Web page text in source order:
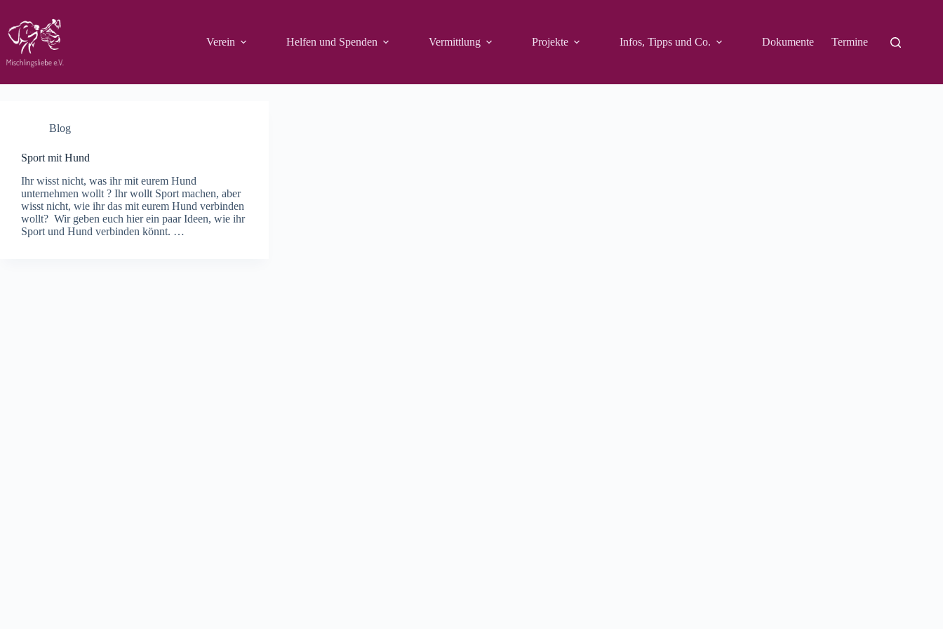
Inhalt
springen
Verein
Helfen und Spenden Vermittlung Projekte Infos, Tipps und Co. Dokumente Termine
Blog
Sport mit Hund
Ihr wisst nicht, was ihr mit eurem Hund
unternehmen wollt ? Ihr wollt Sport machen, aber
wisst nicht, wie ihr das mit eurem Hund verbinden
wollt? Wir geben euch hier ein paar Ideen, wie ihr
Sport und Hund verbinden könnt. …